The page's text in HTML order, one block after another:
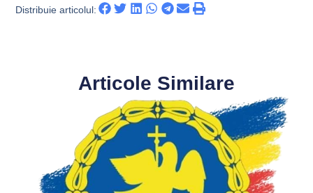
Distribuie articolul:
Articole Similare